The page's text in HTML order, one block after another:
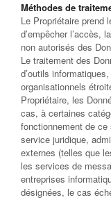
Méthodes de
Le Propriétaire prend
d’empêcher l’accès,
non autorisés des
Le traitement des
d’outils
organisationnels
Propriétaire, les
cas, à certaines
fonctionnement de
service juridique,
externes (telles que
les services de
entreprises
désignées, le cas